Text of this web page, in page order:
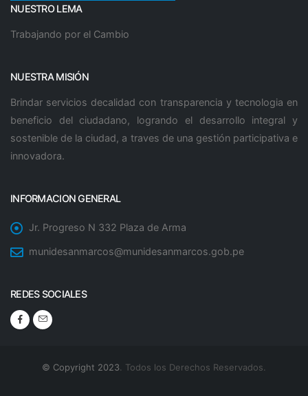
NUESTRO LEMA
Trabajando por el Cambio
NUESTRA MISIÓN
Brindar servicios decalidad con transparencia y tecnologia en
beneficio del ciudadano, logrando el desarrollo integral y
sostenible de la ciudad, a traves de una gestión participativa e
innovadora.
INFORMACION GENERAL
Jr. Progreso N 332 Plaza de Arma
munidesanmarcos@munidesanmarcos.gob.pe
REDES SOCIALES
© Copyright 2023 . Todos los Derechos Reservados.